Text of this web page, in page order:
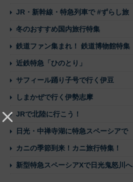
JR・新幹線・特急列車で #ずらし旅
冬のおすすめ国内旅行特集
鉄道ファン集まれ！ 鉄道博物館特集
近鉄特急「ひのとり」
サフィール踊り子号で行く伊豆
しまかぜで行く伊勢志摩
JRで北陸に行こう！
日光・中禅寺湖に特急スペーシアで
カニの季節到来！カニ旅行特集！
新型特急スペーシアXで日光鬼怒川へ